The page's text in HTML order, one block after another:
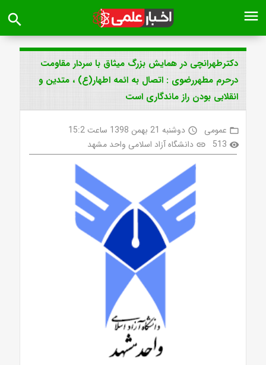
menu
search
دکترطهرانچی در همایش بزرگ میثاق با سردار مقاومت
درحرم مطهررضوی : اتصال به ائمه اطهار(ع) ، متدین و
انقلابی بودن راز ماندگاری است
folder_open عمومی access_time دوشنبه 21 بهمن 1398 ساعت 15:2
visibility
513
link دانشگاه آزاد اسلامی واحد مشهد